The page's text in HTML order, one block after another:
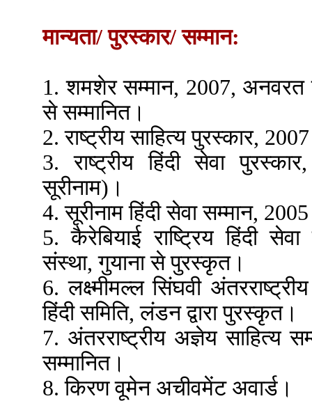
मान्यता/ पुरस्कार/ सम्मान:
1. शमशेर सम्मान, 2007, अनवरत
से सम्मानित।
2. राष्ट्रीय साहित्य पुरस्कार,
3. राष्ट्रीय हिंदी सेवा
सूरीनाम)।
4. सूरीनाम हिंदी सेवा सम्मान,
5. कैरेबियाई राष्ट्रिय हिंदी
संस्था, गुयाना से पुरस्कृत।
6. लक्ष्मीमल्ल सिंघवी
हिंदी समिति, लंडन द्वारा पुरस्कृत।
7. अंतरराष्ट्रीय अज्ञेय साहित्य
सम्मानित।
8. किरण वूमेन अचीवमेंट अवार्ड।